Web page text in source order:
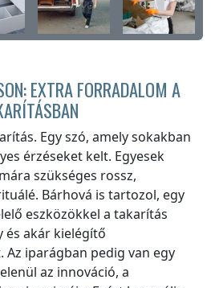
EXTRA FORRADALOM A
Egy szó, amely sokakban
érzéseket kelt. Egyesek
szükséges rossz,
Bárhová is tartozol, egy
eszközökkel a takarítás
és akár kielégítő
Az iparágban pedig van egy
az innováció, a